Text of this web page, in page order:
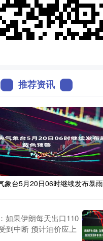
推荐资讯
象台5月20日06时继续发布暴
如果伊朗每天出口110
到中断 预计油价应上